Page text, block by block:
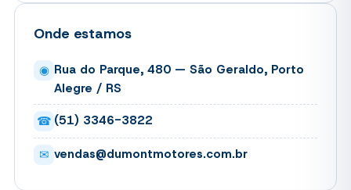
Onde estamos
◉ Rua do Parque, 480 — São Geraldo, Porto
Alegre / RS
☎ (51) 3346-3822
✉ vendas@dumontmotores.com.br